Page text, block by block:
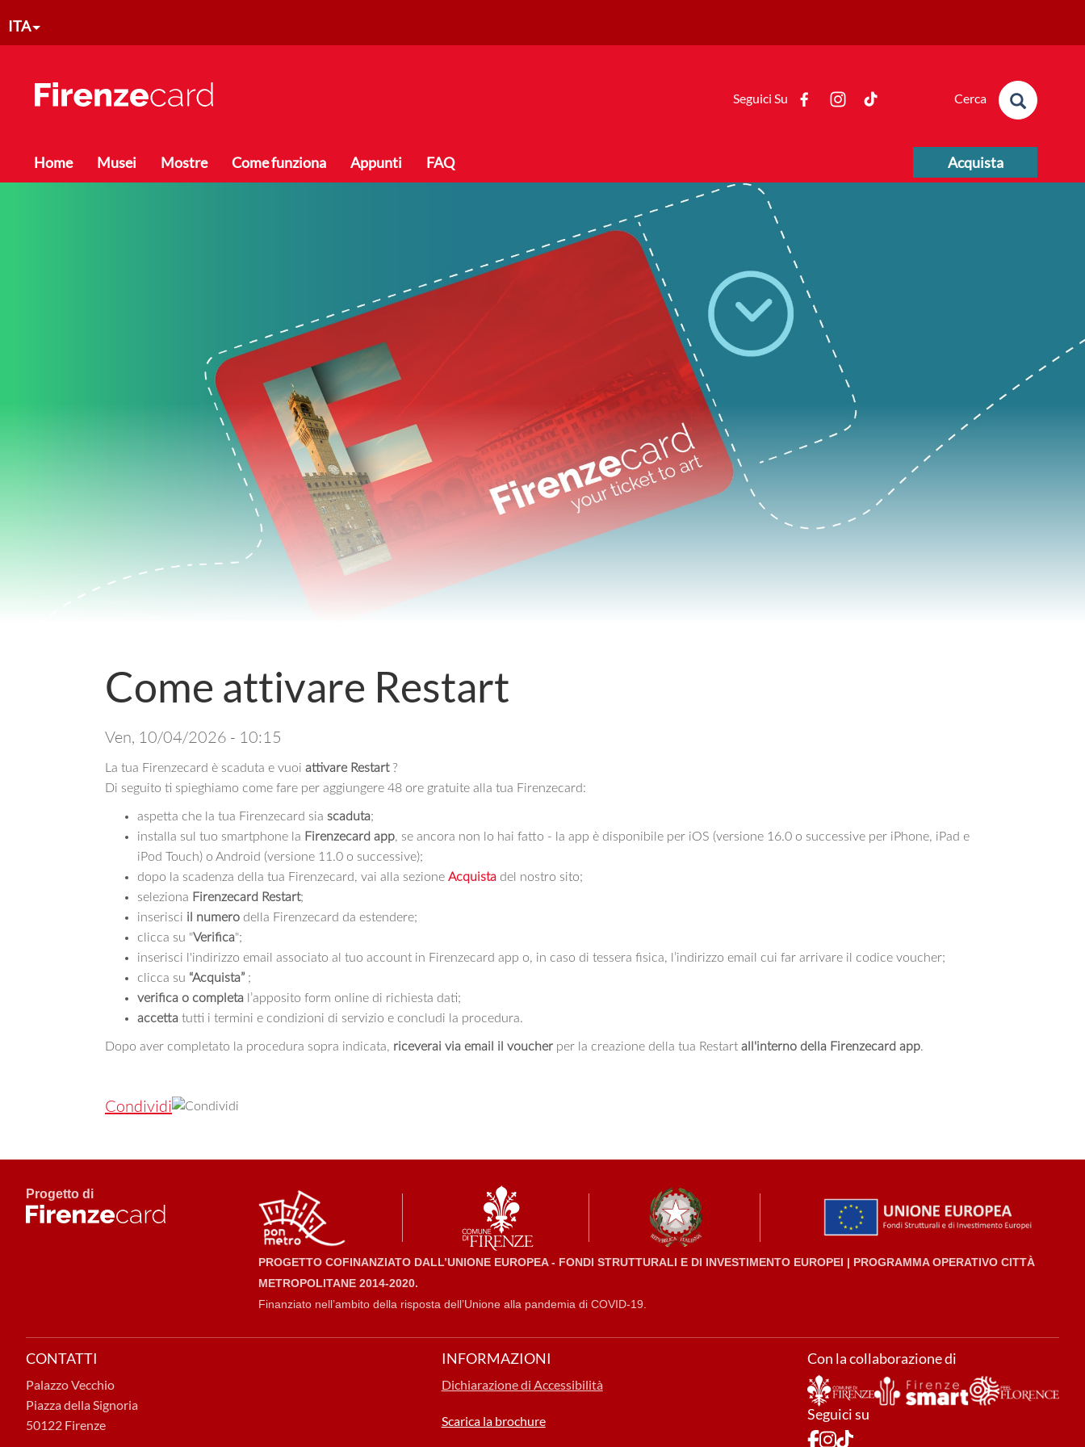
ITA
Toggle menu
Home Musei Mostre Come funziona Appunti FAQ Acquista
Seguici Su Form di ricerca
Cerca
Come attivare Restart
Ven, 10/04/2026 - 10:15
La tua Firenzecard è scaduta e vuoi attivare Restart ?
Di seguito ti spieghiamo come fare per aggiungere 48 ore gratuite alla tua Firenzecard:
aspetta che la tua Firenzecard sia scaduta;
installa sul tuo smartphone la Firenzecard app, se ancora non lo hai fatto - la app è disponibile per iOS (versione 16.0 o successive per iPhone, iPad e
iPod Touch) o Android (versione 11.0 o successive);
dopo la scadenza della tua Firenzecard, vai alla sezione Acquista del nostro sito;
seleziona Firenzecard Restart;
inserisci il numero della Firenzecard da estendere;
clicca su "Verifica";
inserisci l'indirizzo email associato al tuo account in Firenzecard app o, in caso di tessera fisica, l’indirizzo email cui far arrivare il codice voucher;
clicca su “Acquista” ;
verifica o completa l’apposito form online di richiesta dati;
accetta tutti i termini e condizioni di servizio e concludi la procedura.
Dopo aver completato la procedura sopra indicata, riceverai via email il voucher per la creazione della tua Restart all'interno della Firenzecard app.
Condividi
Progetto di
PROGETTO COFINANZIATO DALL’UNIONE EUROPEA - FONDI STRUTTURALI E DI INVESTIMENTO EUROPEI | PROGRAMMA OPERATIVO CITTÀ
METROPOLITANE 2014-2020.
Finanziato nell’ambito della risposta dell’Unione alla pandemia di COVID-19.
CONTATTI
Palazzo Vecchio
Piazza della Signoria
50122 Firenze
INFORMAZIONI
Dichiarazione di Accessibilità
Scarica la brochure
Con la collaborazione di
Seguici su